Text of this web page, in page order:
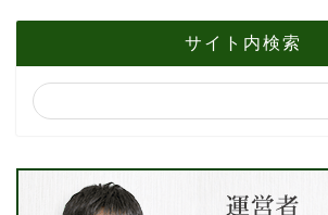
サイト内検索